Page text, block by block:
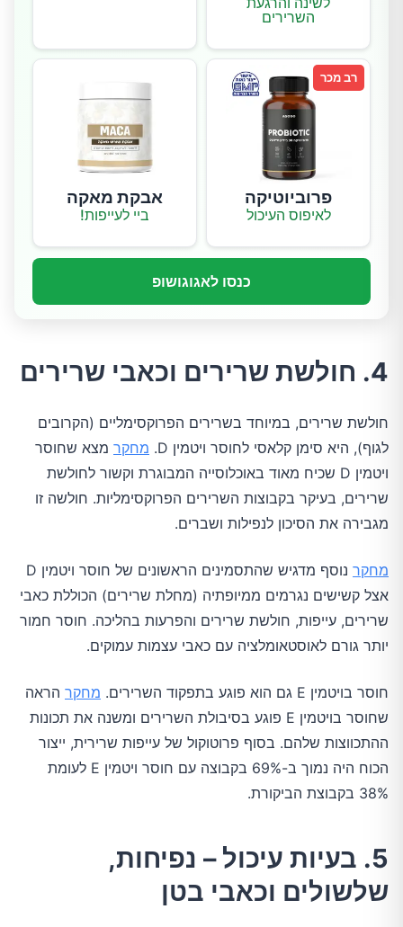
השרירים
רב מכר
פרוביוטיקה
לאיפוס העיכול
אבקת מאקה
ביי לעייפות!
כנסו לאגוגושופ
4. חולשת שרירים וכאבי שרירים
חולשת שרירים, במיוחד בשרירים הפרוקסימליים (הקרובים
לגוף), היא סימן קלאסי לחוסר ויטמין D.
מחקר מצא שחוסר
ויטמין D שכיח מאוד באוכלוסייה המבוגרת וקשור לחולשת
שרירים, בעיקר בקבוצות השרירים הפרוקסימליות. חולשה זו
מגבירה את הסיכון לנפילות ושברים.
מחקר
נוסף מדגיש שהתסמינים הראשונים של חוסר ויטמין D
אצל קשישים נגרמים ממיופתיה (מחלת שרירים) הכוללת כאבי
שרירים, עייפות, חולשת שרירים והפרעות בהליכה. חוסר חמור
יותר גורם לאוסטאומלציה עם כאבי עצמות עמוקים.
חוסר בויטמין E גם הוא פוגע בתפקוד השרירים. מחקר הראה
שחוסר בויטמין E פוגע בסיבולת השרירים ומשנה את תכונות
ההתכווצות שלהם. בסוף פרוטוקול של עייפות שרירית, ייצור
הכוח היה נמוך ב-69% בקבוצה עם חוסר ויטמין E לעומת
38% בקבוצת הביקורת.
5. בעיות עיכול – נפיחות,
שלשולים וכאבי בטן